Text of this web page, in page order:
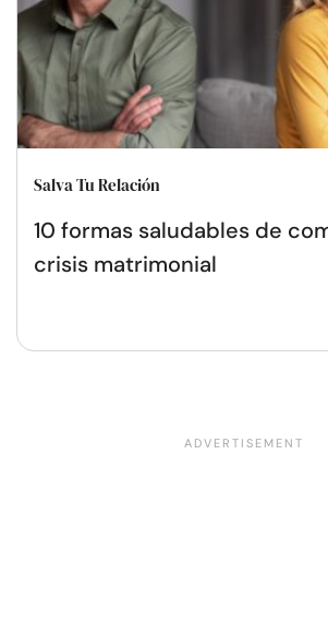
Salva Tu Relación
10 formas saludables de
crisis matrimonial